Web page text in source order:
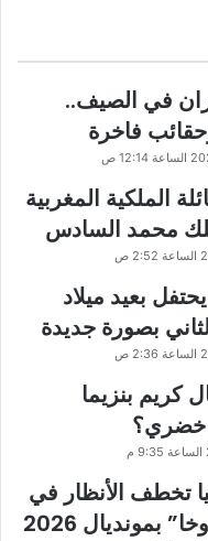
في الصيف..
فاخرة
الملكية المغربية
محمد السادس
بعيد ميلاد
بصورة جديدة
كريم بنزيما
خضري؟
تخطف الأنظار في
بمونديال 2026